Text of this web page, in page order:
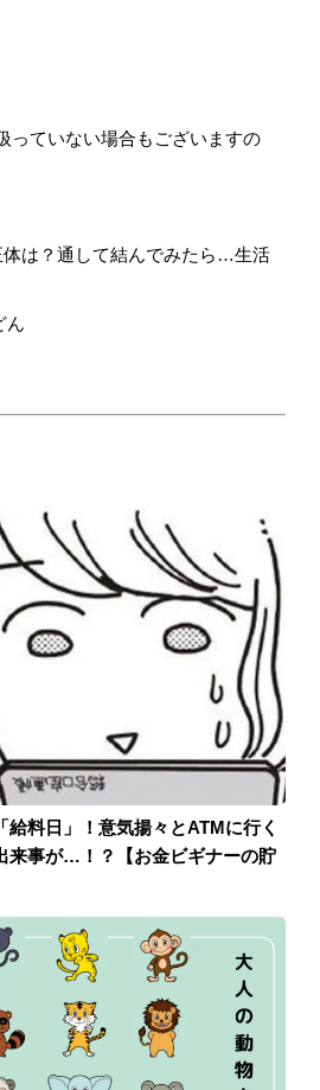
っていない場合もございますの
は？通して結んでみたら…生活
ん
給料日」！意気揚々とATMに行く
来事が…！？【お金ビギナーの貯